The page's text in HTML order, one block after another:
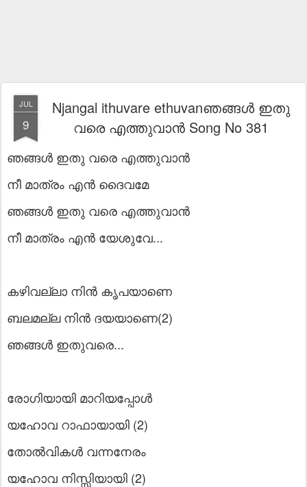
JUL
9
Njangal ithuvare ethuvanഞങ്ങൾ ഇതു
വരെ എത്തുവാൻ Song No 381
ഞങ്ങൾ ഇതു വരെ എത്തുവാൻ
നീ മാത്രം എൻ ദൈവമേ
ഞങ്ങൾ ഇതു വരെ എത്തുവാൻ
നീ മാത്രം എൻ യേശുവേ...
കഴിവല്ലാ നിൻ കൃപയാണെ
ബലമല്ല നിൻ ദയയാണെ(2)
ഞങ്ങൾ ഇതുവരെ...
രോഗിയായി മാറിയപ്പോൾ
യഹോവ റാഫായായി (2)
തോൽവികൾ വന്നനേരം
യഹോവ നിസ്സിയായി (2)